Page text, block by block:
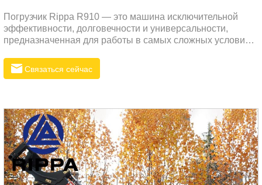
Погрузчик Rippa R910 — это машина исключительной
эффективности, долговечности и универсальности,
предназначенная для работы в самых сложных условиях.
гибкой, снижает давление на грунт и расход топлива, что
приводит к снижению эксплуатационных
который соответствует европейским экологическим
стандартам, является экологически чистым,
энергосберегающим и мощным.
Связаться сейчас